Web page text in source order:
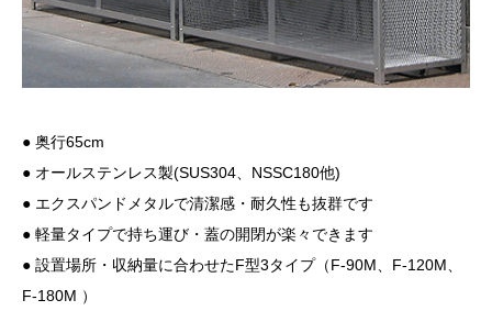
● 奥行65cm
● オールステンレス製(SUS304、NSSC180他)
● エクスパンドメタルで清潔感・耐久性も抜群です
● 軽量タイプで持ち運び・蓋の開閉が楽々できます
● 設置場所・収納量に合わせたF型3タイプ（F-90M、F-120M、
F-180M ）